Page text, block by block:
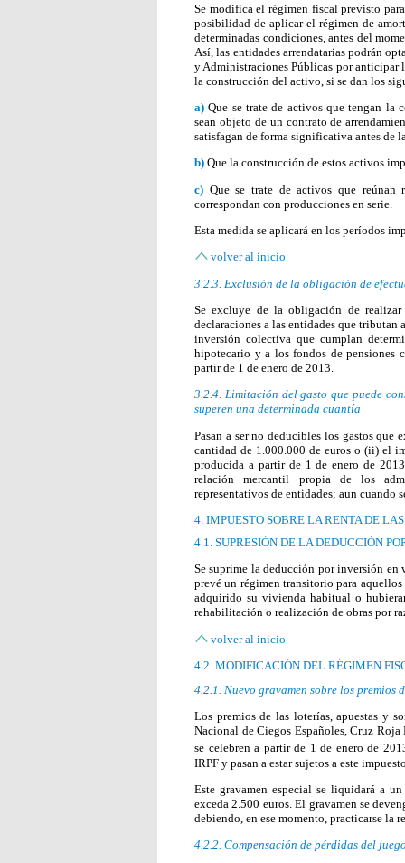
Se modifica el régimen fiscal previsto
posibilidad de aplicar el régimen de
determinadas condiciones, antes del
Así, las entidades arrendatarias podrán
y Administraciones Públicas por
la construcción del activo, si se dan los
a) Que se trate de activos que tengan la
sean objeto de un contrato de
satisfagan de forma significativa antes
b) Que la construcción de estos activos
c) Que se trate de activos que
correspondan con producciones en serie.
Esta medida se aplicará en los períodos
volver al inicio
3.2.3. Exclusión de la obligación de
Se excluye de la obligación de realizar
declaraciones a las entidades que
inversión colectiva que cumplan
hipotecario y a los fondos de pensiones
partir de 1 de enero de 2013.
3.2.4. Limitación del gasto que puede
superen una determinada cuantía
Pasan a ser no deducibles los gastos que
cantidad de 1.000.000 de euros o (ii) el
producida a partir de 1 de enero de
relación mercantil propia de los
representativos de entidades; aun cuando
4. IMPUESTO SOBRE LA RENTA DE
4.1. SUPRESIÓN DE LA DEDUCCIÓN
Se suprime la deducción por inversión
prevé un régimen transitorio para
adquirido su vivienda habitual o
rehabilitación o realización de obras por
volver al inicio
4.2. MODIFICACIÓN DEL RÉGIMEN
4.2.1. Nuevo gravamen sobre los premios
Los premios de las loterías, apuestas y
Nacional de Ciegos Españoles, Cruz
se celebren a partir de 1 de enero de
IRPF y pasan a estar sujetos a este
Este gravamen especial se liquidará a
exceda 2.500 euros. El gravamen se
debiendo, en ese momento, practicarse la
4.2.2. Compensación de pérdidas del